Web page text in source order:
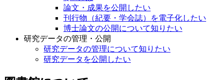
論文・成果を公開したい
刊行物（紀要・学会誌）を電子化したい
博士論文の公開について知りたい
研究データの管理・公開
研究データの管理について知りたい
研究データを公開したい